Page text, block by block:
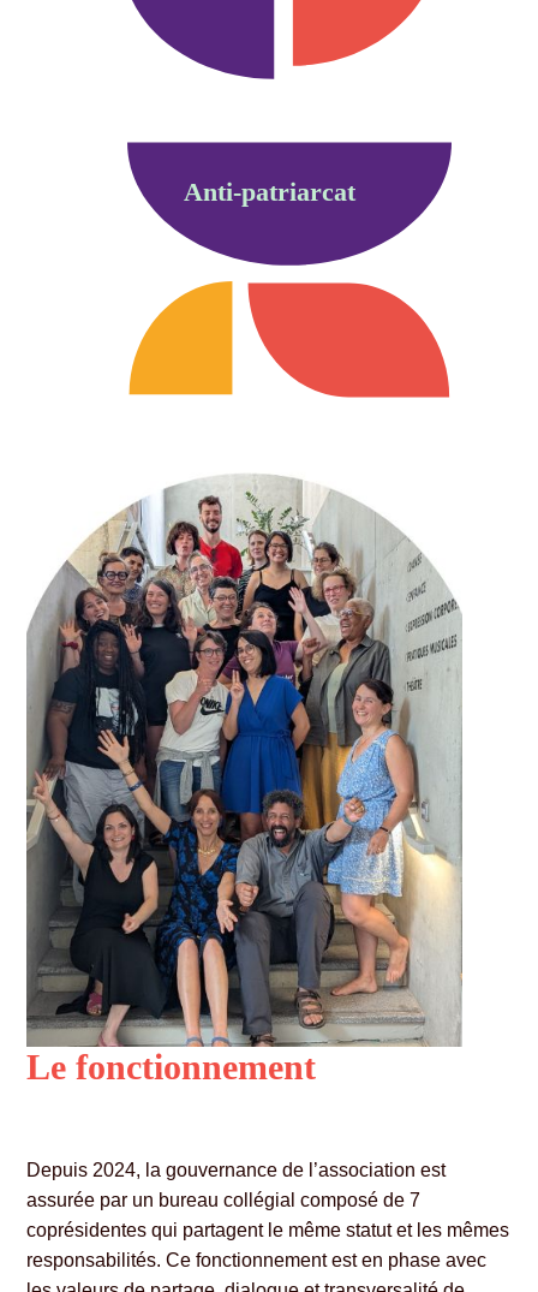
Anti-patriarcat
Le fonctionnement
Depuis 2024, la gouvernance de l’association est
assurée par un bureau collégial composé de 7
coprésidentes qui partagent le même statut et les mêmes
responsabilités. Ce fonctionnement est en phase avec